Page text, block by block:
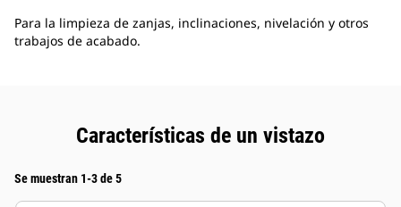
Para la limpieza de zanjas, inclinaciones, nivelación y otros
trabajos de acabado.
Características de un vistazo
Se muestran 1-3 de 5